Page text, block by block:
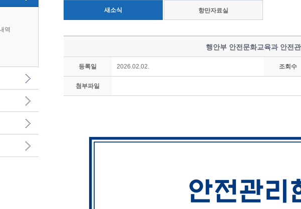
역
새소식 항만자료실
행안부 안전문화교육과 안전
등록일 2026.02.02. 조회수
첨부파일